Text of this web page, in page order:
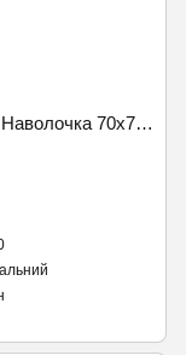
Постільна білизна двоспальна муслін. Наволочка 70х70. Koloco